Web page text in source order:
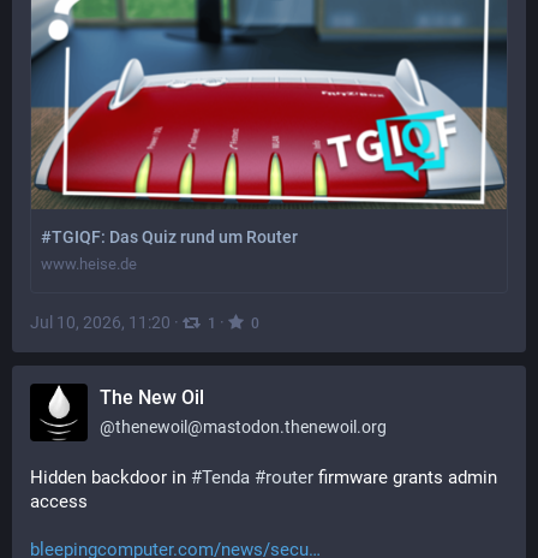
#TGIQF: Das Quiz rund um Router
www.heise.de
Jul 10, 2026, 11:20 · 1 · 0
The New Oil
@thenewoil@mastodon.thenewoil.org
Hidden backdoor in #Tenda #router firmware grants admin
access
bleepingcomputer.com/news/secu